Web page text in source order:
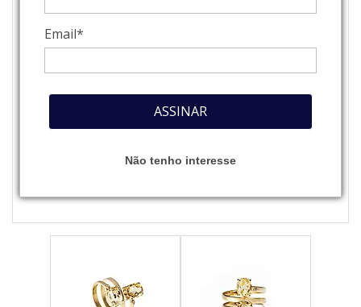
Email*
ASSINAR
Não tenho interesse